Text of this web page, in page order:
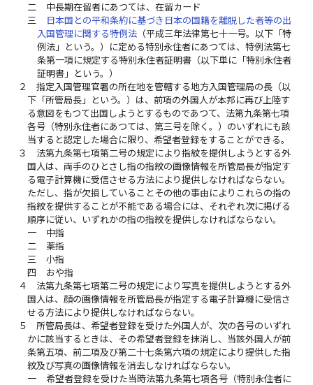
二
中長期在留者にあつては、在留カード
三
日本国との平和条約に基づき日本の国籍を離脱した者等の出
入国管理に関する特例法（平成三年法律第七十一号。以下「特
例法」という。）に定める特別永住者にあつては、特例法第七
条第一項に規定する特別永住者証明書（以下単に「特別永住者
証明書」という。）
２
指定入国管理官署の所在地を管轄する地方入国管理局の長（以
下「所管局長」という。）は、前項の外国人が本邦に再び上陸す
る意図をもつて出国しようとするものであつて、法第九条第七項
各号（特別永住者にあつては、第三号を除く。）のいずれにも該
当すると認定した場合に限り、希望者登録をすることができる。
３
法第九条第七項第二号の規定により指紋を提供しようとする外
国人は、両手のひとさし指の指紋の画像情報を所管局長が指定す
る電子計算機に受信させる方法により提供しなければならない。
ただし、指が欠損していることその他の事由によりこれらの指の
指紋を提供することが不能である場合には、それぞれ次に掲げる
順序に従い、いずれかの指の指紋を提供しなければならない。
一
中指
二
薬指
三
小指
四
おや指
４
法第九条第七項第二号の規定により写真を提供しようとする外
国人は、顔の画像情報を所管局長が指定する電子計算機に受信さ
せる方法により提供しなければならない。
５
所管局長は、希望者登録を受けた外国人が、次の各号のいずれ
かに該当するときは、その希望者登録を抹消し、当該外国人が前
条第五項、前二項及び第二十七条第六項の規定により提供した指
紋及び写真の画像情報を消去しなければならない。
一
希望者登録を受けた当時法第九条第七項各号（特別永住者に